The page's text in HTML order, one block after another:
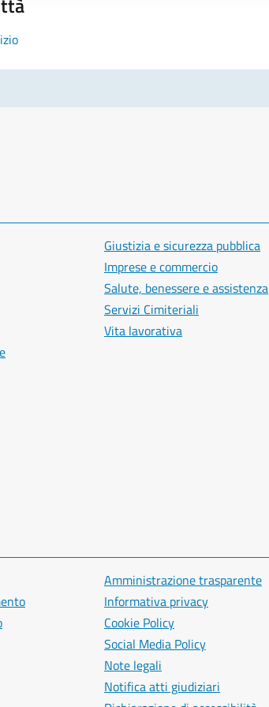
Giustizia e sicurezza pubblica
Imprese e commercio
Salute, benessere e assistenza
Servizi Cimiteriali
Vita lavorativa
Amministrazione trasparente
Informativa privacy
Cookie Policy
Social Media Policy
Note legali
Notifica atti giudiziari